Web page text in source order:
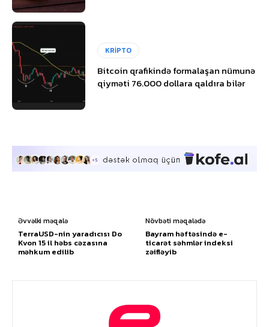
KRİPTO
Bitcoin qrafikində formalaşan nümunə
qiyməti 76.000 dollara qaldıra bilər
Əvvəlki məqalə
TerraUSD-nin yaradıcısı Do
Kvon 15 il həbs cəzasına
məhkum edilib
Növbəti məqalədə
Bayram həftəsində e-
ticarət səhmlər indeksi
zəifləyib